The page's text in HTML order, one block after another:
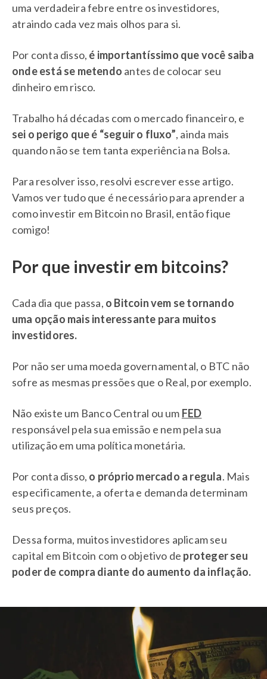
uma verdadeira febre entre os investidores,
atraindo cada vez mais olhos para si.
Por conta disso, é importantíssimo que você saiba
onde está se metendo antes de colocar seu
dinheiro em risco.
Trabalho há décadas com o mercado financeiro, e
sei o perigo que é “seguir o fluxo”, ainda mais
quando não se tem tanta experiência na Bolsa.
Para resolver isso, resolvi escrever esse artigo.
Vamos ver tudo que é necessário para aprender a
como investir em Bitcoin no Brasil, então fique
comigo!
Por que investir em bitcoins?
Cada dia que passa, o Bitcoin vem se tornando
uma opção mais interessante para muitos
investidores.
Por não ser uma moeda governamental, o BTC não
sofre as mesmas pressões que o Real, por exemplo.
Não existe um Banco Central ou um FED
responsável pela sua emissão e nem pela sua
utilização em uma política monetária.
Por conta disso, o próprio mercado a regula. Mais
especificamente, a oferta e demanda determinam
seus preços.
Dessa forma, muitos investidores aplicam seu
capital em Bitcoin com o objetivo de proteger seu
poder de compra diante do aumento da inflação.